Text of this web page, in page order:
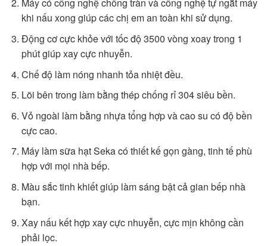
Máy có công nghệ chống tràn và công nghệ tự ngắt máy
khi nấu xong giúp các chị em an toàn khi sử dụng.
Động cơ cực khỏe với tốc độ 3500 vòng xoay trong 1
phút giúp xay cực nhuyễn.
Chế độ làm nóng nhanh tỏa nhiệt đều.
Lõi bên trong làm bằng thép chống rỉ 304 siêu bền.
Vỏ ngoài làm bằng nhựa tổng hợp và cao su có độ bền
cực cao.
Máy làm sữa hạt Seka có thiết kế gọn gàng, tinh tế phù
hợp với mọi nhà bếp.
Màu sắc tinh khiết giúp làm sáng bật cả gian bếp nhà
bạn.
Xay nấu kết hợp xay cực nhuyễn, cực mịn không cần
phải lọc.